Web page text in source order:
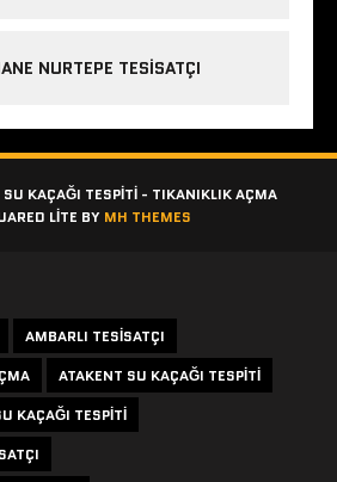
NURTEPE TESISATÇI
KAÇAĞI TESPITI - TIKANIKLIK AÇMA
LITE BY MH THEMES
AMBARLI TESISATÇI
ATAKENT SU KAÇAĞI TESPITI
KAÇAĞI TESPITI